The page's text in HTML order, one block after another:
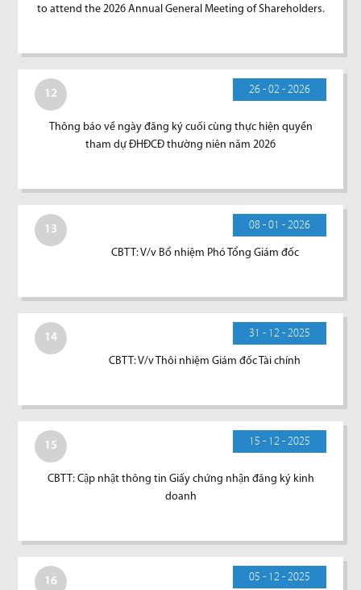
to attend the 2026 Annual General Meeting of Shareholders.
12 26 - 02 - 2026
Thông báo về ngày đăng ký cuối cùng thực hiện quyền
tham dự ĐHĐCĐ thường niên năm 2026
13 08 - 01 - 2026
CBTT: V/v Bổ nhiệm Phó Tổng Giám đốc
14 31 - 12 - 2025
CBTT: V/v Thôi nhiệm Giám đốc Tài chính
15 15 - 12 - 2025
CBTT: Cập nhật thông tin Giấy chứng nhận đăng ký kinh
doanh
16 05 - 12 - 2025